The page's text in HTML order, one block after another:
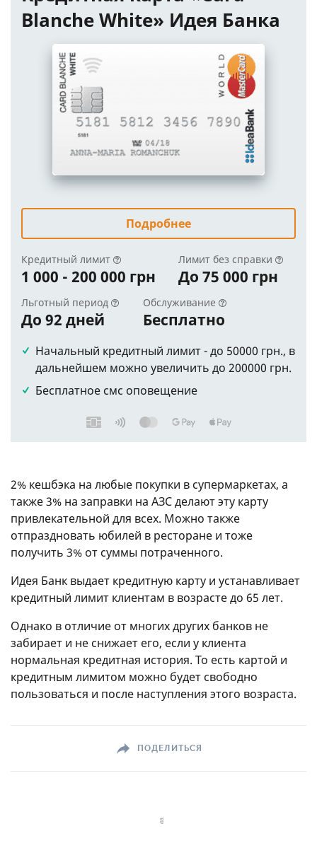
Blanche White» Идея Банка
Подробнее
Кредитный лимит
1 000 - 200 000 грн
Лимит без справки
До 75 000 грн
Льготный период
До 92 дней
Обслуживание
Бесплатно
Начальный кредитный лимит - до 50000 грн., в
дальнейшем можно увеличить до 200000 грн.
Бесплатное смс оповещение
2% кешбэка на любые покупки в супермаркетах, а
также 3% на заправки на АЗС делают эту карту
привлекательной для всех. Можно также
отпраздновать юбилей в ресторане и тоже
получить 3% от суммы потраченного.
Идея Банк выдает кредитную карту и устанавливает
кредитный лимит клиентам в возрасте до 65 лет.
Однако в отличие от многих других банков не
забирает и не снижает его, если у клиента
нормальная кредитная история. То есть картой и
кредитным лимитом можно будет свободно
пользоваться и после наступления этого возраста.
ПОДЕЛИТЬСЯ